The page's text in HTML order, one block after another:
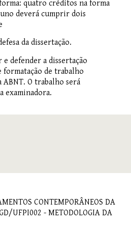
quatro créditos na forma
deverá cumprir dois
da dissertação.
defender a dissertação
formatação de trabalho
O trabalho será
examinadora.
CONTEMPORÂNEOS DA
UFPI002 - METODOLOGIA DA